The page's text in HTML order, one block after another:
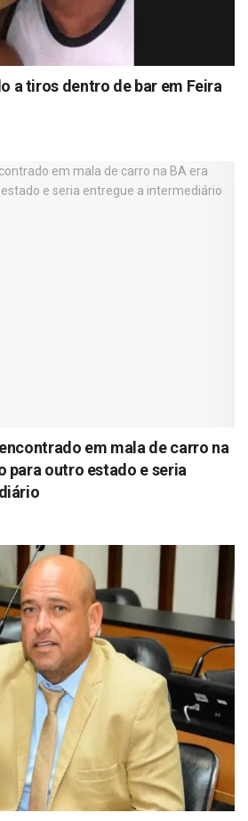
a tiros dentro de bar em Feira
em mala de carro na
para outro estado e seria